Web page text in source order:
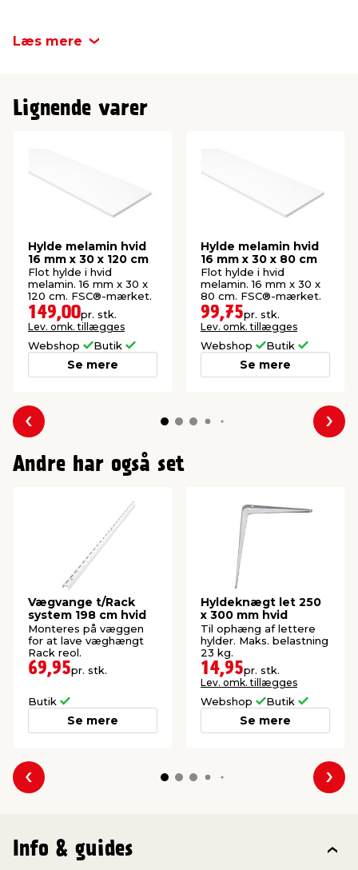
Læs mere
Lignende varer
Hylde melamin hvid
16 mm x 30 x 120 cm
Flot hylde i hvid
melamin. 16 mm x 30 x
120 cm. FSC®-mærket.
149,00pr. stk.
Lev. omk. tillægges
Webshop Butik
Se mere
Hylde melamin hvid
16 mm x 30 x 80 cm
Flot hylde i hvid
melamin. 16 mm x 30 x
80 cm. FSC®-mærket.
99,75pr. stk.
Lev. omk. tillægges
Webshop Butik
Se mere
Forrige
Andre har også set
Vægvange t/Rack
system 198 cm hvid
Monteres på væggen
for at lave væghængt
Rack reol.
69,95pr. stk.
Butik
Se mere
Hyldeknægt let 250
x 300 mm hvid
Til ophæng af lettere
hylder. Maks. belastning
23 kg.
14,95pr. stk.
Lev. omk. tillægges
Webshop Butik
Se mere
Forrige
Info & guides